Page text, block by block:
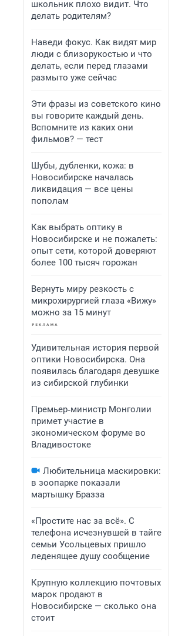
школьник плохо видит. Что
делать родителям?
Наведи фокус. Как видят мир
люди с близорукостью и что
делать, если перед глазами
размыто уже сейчас
Эти фразы из советского кино
вы говорите каждый день.
Вспомните из каких они
фильмов? — тест
Шубы, дубленки, кожа: в
Новосибирске началась
ликвидация — все цены
пополам
Как выбрать оптику в
Новосибирске и не пожалеть:
опыт сети, которой доверяют
более 100 тысяч горожан
Вернуть миру резкость с
микрохирургией глаза «Вижу»
можно за 15 минут
Удивительная история первой
оптики Новосибирска. Она
появилась благодаря девушке
из сибирской глубинки
Премьер‑министр Монголии
примет участие в
экономическом форуме во
Владивостоке
Любительница маскировки:
в зоопарке показали
мартышку Бразза
«Простите нас за всё». С
телефона исчезнувшей в тайге
семьи Усольцевых пришло
леденящее душу сообщение
Крупную коллекцию почтовых
марок продают в
Новосибирске — сколько она
стоит